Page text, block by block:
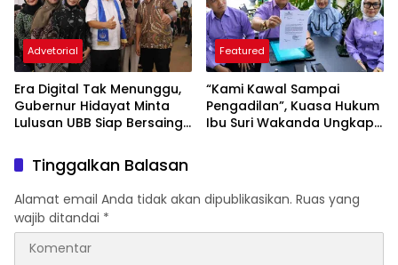
Advetorial
Era Digital Tak Menunggu,
Gubernur Hidayat Minta
Lulusan UBB Siap Bersaing
Featured
“Kami Kawal Sampai
Pengadilan”, Kuasa Hukum
Ibu Suri Wakanda Ungkap
Tinggalkan Balasan
Alamat email Anda tidak akan dipublikasikan. Ruas yang
wajib ditandai *